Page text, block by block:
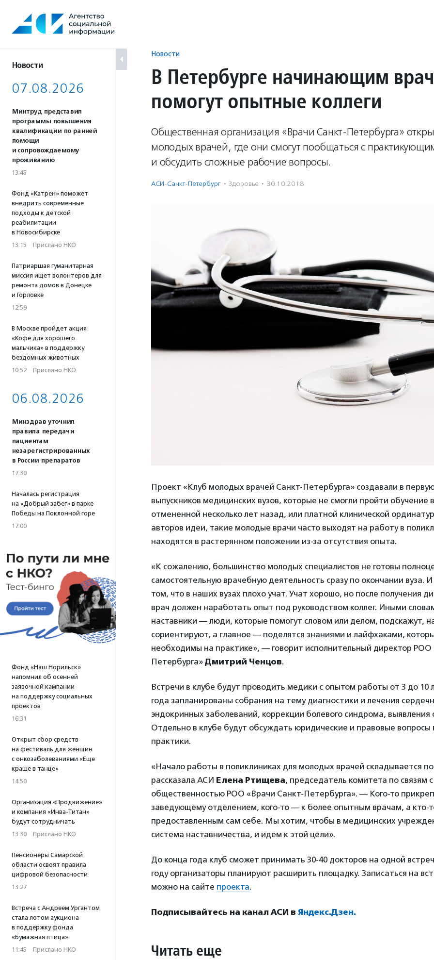
содержанию
Новости
07.08.2026
Минтруд представил
программы повышения
квалификации по ранней
помощи
и сопровождаемому
проживанию
13:45
Фонд «Катрен» поможет
внедрить современные
подходы к детской
реабилитации
в Новосибирске
13:15 · Прислано НКО
Патриаршая гуманитарная
миссия ищет волонтеров для
ремонта домов в Донецке
и Горловке
12:59
В Москве пройдет акция
«Кофе для хорошего
мальчика» в поддержку
бездомных животных
10:52 · Прислано НКО
06.08.2026
Минздрав уточнил
правила передачи
пациентам
незарегистрированных
в России препаратов
17:30
Началась регистрация
на «Добрый забег» в парке
Победы на Поклонной горе
17:00
Фонд «Наш Норильск»
напомнил об осенней
заявочной кампании
на поддержку социальных
проектов
16:31
Открыт сбор средств
на фестиваль для женщин
с онкозаболеваниями «Еще
краше в танце»
14:50
Организация «Продвижение»
и компания «Инва-Титан»
будут сотрудничать
13:30 · Прислано НКО
Пенсионеры Самарской
области освоят правила
цифровой безопасности
13:27
Встреча с Андреем Ургантом
стала лотом аукциона
в поддержку фонда
«Бумажная птица»
11:45 · Прислано НКО
Новости
В Петербурге начинающим
помогут опытные коллеги
Общественная организация «Врачи Санкт-Петербурга»
молодых врачей, где они смогут пообщаться с
и обсудить сложные рабочие вопросы.
АСИ-Санкт-Петербург · Здоровье · 30.10.2018
Проект «Клуб молодых врачей Санкт-Петербурга» создавали в
выпускников медицинских вузов, которые не смогли пройти обучение
отмененной несколько лет назад, или платной клинической
авторов идеи, такие молодые врачи часто выходят на работу в
находятся в растерянном положении из-за отсутствия опыта.
«К сожалению, большинство молодых специалистов не готовы
самостоятельную врачебную деятельность сразу по окончании вуза.
том, что в наших вузах плохо учат. Учат хорошо, но после получения
врач должен наработать опыт под руководством коллег. Иными
наставники — люди, которые помогут словом или делом, подскажут,
сориентируют, а главное — поделятся знаниями и лайфхаками,
необходимы на практике», — говорит исполнительный директор РОО
Петербурга» Дмитрий Ченцов.
Встречи в клубе будут проводить медики с опытом работы от 3 до 10
года запланированы собрания на тему диагностики и лечения
эндокринных заболеваний, коррекции болевого синдрома, выявления
Отдельно в клубе будут обсуждать юридические и правовые вопросы
практики.
«Начало работы в поликлиниках для молодых врачей складывается
рассказала АСИ Елена Ртищева, председатель комитета по связям с
общественностью РОО «Врачи Санкт-Петербурга». — Кого-то
заведующему отделением, кого-то — к более опытным врачам, а кто-
предоставленным сам себе. Мы хотим, чтобы в медицинских
система наставничества, и идем к этой цели».
До конца года клуб сможет принимать 30-40 докторов на одной
году организаторы планируют расширить площадку. Записаться на
можно на сайте проекта.
Подписывайтесь на канал АСИ в Яндекс.Дзен.
Читать еще